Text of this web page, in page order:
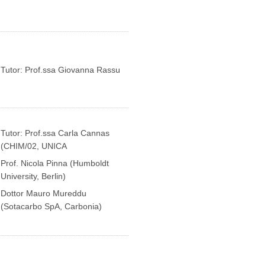
Tutor: Prof.ssa Giovanna Rassu
Tutor: Prof.ssa Carla Cannas
(CHIM/02, UNICA
Prof. Nicola Pinna (Humboldt
University, Berlin)
Dottor Mauro Mureddu
(Sotacarbo SpA, Carbonia)